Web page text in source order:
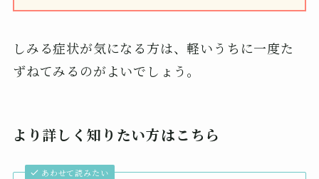
しみる症状が気になる方は、軽いうちに一度た
ずねてみるのがよいでしょう。
より詳しく知りたい方はこちら
あわせて読みたい